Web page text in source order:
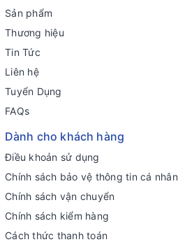
Sản phẩm
Thương hiệu
Tin Tức
Liên hệ
Tuyển Dụng
FAQs
Dành cho khách hàng
Điều khoản sử dụng
Chính sách bảo vệ thông tin cá nhân
Chính sách vận chuyển
Chính sách kiểm hàng
Cách thức thanh toán